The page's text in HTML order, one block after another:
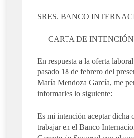
SRES. BANCO
CARTA DE
En respuesta a la oferta
pasado 18 de febrero del
María Mendoza García, me
informarles lo siguiente:
Es mi intención aceptar dicha
trabajar en el Banco